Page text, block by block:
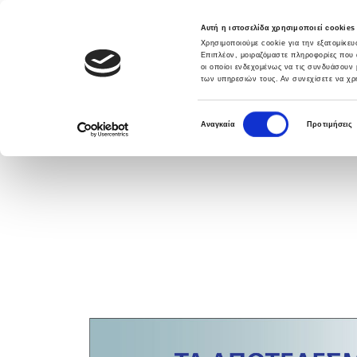
Αυτή η ιστοσελίδα χρησιμοποιεί cookies
Χρησιμοποιούμε cookie για την
Επιπλέον, μοιραζόμαστε πληροφορίες
οι οποίοι ενδεχομένως να τις
των υπηρεσιών τους. Αν συνεχίσετε να
ι
Αναγκαία Προτιμήσεις
DATABANK SOLUTIONS ΛΥΣΕΙΣ